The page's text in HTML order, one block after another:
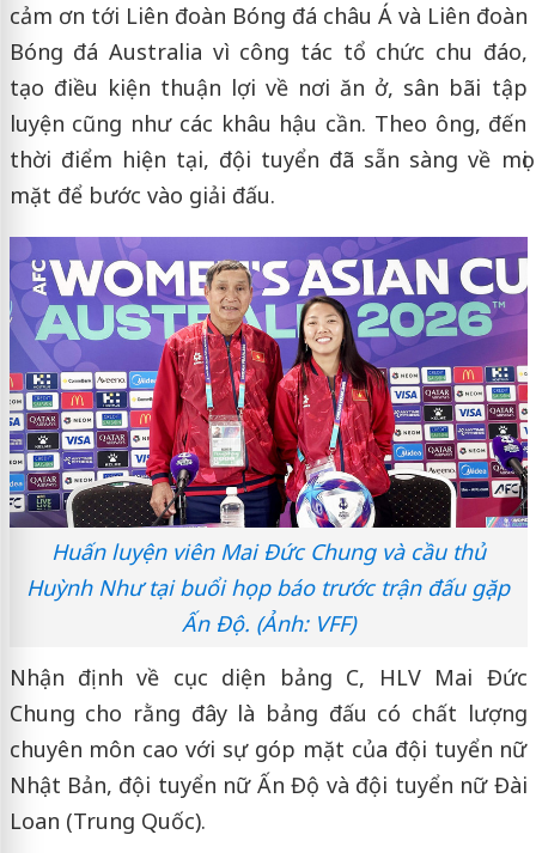
cảm ơn tới Liên đoàn Bóng đá châu Á và Liên đoàn
Bóng đá Australia vì công tác tổ chức chu đáo,
tạo điều kiện thuận lợi về nơi ăn ở, sân bãi tập
luyện cũng như các khâu hậu cần. Theo ông, đến
thời điểm hiện tại, đội tuyển đã sẵn sàng về mọi
mặt để bước vào giải đấu.
Huấn luyện viên Mai Đức Chung và cầu thủ
Huỳnh Như tại buổi họp báo trước trận đấu gặp
Ấn Độ. (Ảnh: VFF)
Nhận định về cục diện bảng C, HLV Mai Đức
Chung cho rằng đây là bảng đấu có chất lượng
chuyên môn cao với sự góp mặt của đội tuyển nữ
Nhật Bản, đội tuyển nữ Ấn Độ và đội tuyển nữ Đài
Loan (Trung Quốc).